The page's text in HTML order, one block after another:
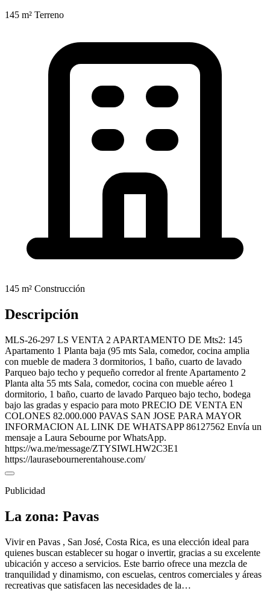
145 m² Terreno
145 m² Construcción
Descripción
MLS-26-297 LS VENTA 2 APARTAMENTO DE Mts2: 145
Apartamento 1 Planta baja (95 mts Sala, comedor, cocina amplia
con mueble de madera 3 dormitorios, 1 baño, cuarto de lavado
Parqueo bajo techo y pequeño corredor al frente Apartamento 2
Planta alta 55 mts Sala, comedor, cocina con mueble aéreo 1
dormitorio, 1 baño, cuarto de lavado Parqueo bajo techo, bodega
bajo las gradas y espacio para moto PRECIO DE VENTA EN
COLONES 82.000.000 PAVAS SAN JOSE PARA MAYOR
INFORMACION AL LINK DE WHATSAPP 86127562 Envía un
mensaje a Laura Sebourne por WhatsApp.
https://wa.me/message/ZTYSIWLHW2C3E1
https://laurasebournerentahouse.com/
Publicidad
La zona: Pavas
Vivir en Pavas , San José, Costa Rica, es una elección ideal para
quienes buscan establecer su hogar o invertir, gracias a su excelente
ubicación y acceso a servicios. Este barrio ofrece una mezcla de
tranquilidad y dinamismo, con escuelas, centros comerciales y áreas
recreativas que satisfacen las necesidades de la…